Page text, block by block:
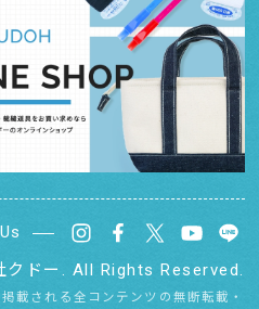
クドー. All Rights Reserved.
載される全コンテンツの無断転載・